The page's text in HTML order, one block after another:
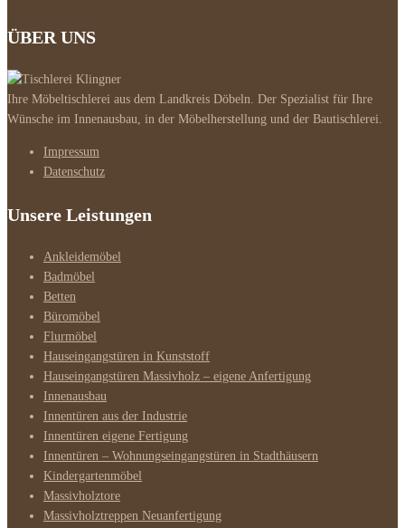
ÜBER UNS
Ihre Möbeltischlerei aus dem Landkreis Döbeln. Der Spezialist für Ihre
Wünsche im Innenausbau, in der Möbelherstellung und der Bautischlerei.
Impressum
Datenschutz
Unsere Leistungen
Ankleidemöbel
Badmöbel
Betten
Büromöbel
Flurmöbel
Hauseingangstüren in Kunststoff
Hauseingangstüren Massivholz – eigene Anfertigung
Innenausbau
Innentüren aus der Industrie
Innentüren eigene Fertigung
Innentüren – Wohnungseingangstüren in Stadthäusern
Kindergartenmöbel
Massivholztore
Massivholztreppen Neuanfertigung